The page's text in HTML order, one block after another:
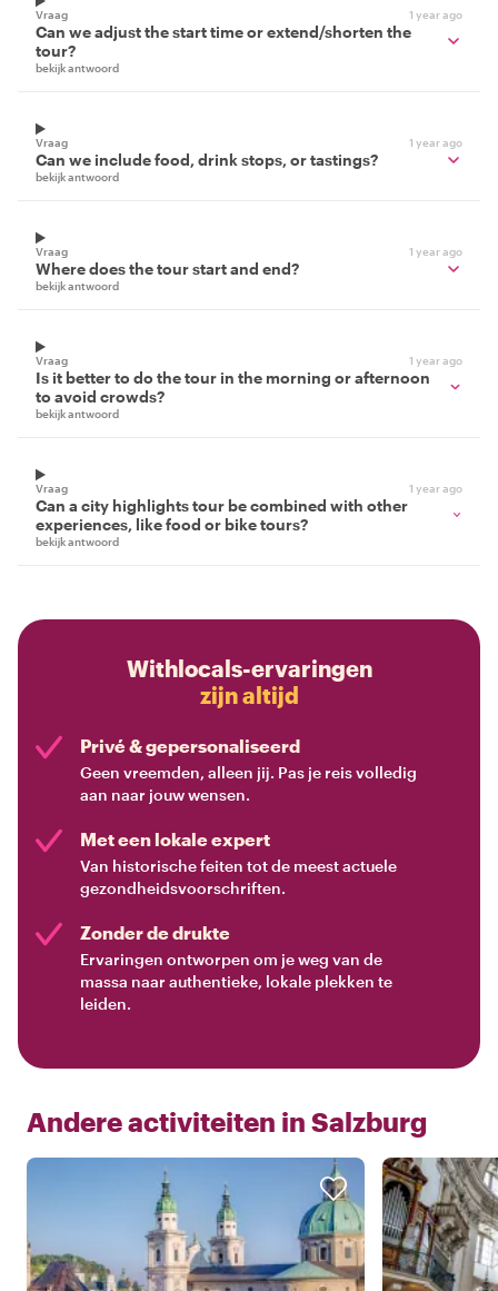
Vraag 1 year ago
Can we adjust the start time or extend/shorten the
tour?
bekijk antwoord
Vraag 1 year ago
Can we include food, drink stops, or tastings?
bekijk antwoord
Vraag 1 year ago
Where does the tour start and end?
bekijk antwoord
Vraag 1 year ago
Is it better to do the tour in the morning or afternoon
to avoid crowds?
bekijk antwoord
Vraag 1 year ago
Can a city highlights tour be combined with other
experiences, like food or bike tours?
bekijk antwoord
Withlocals-ervaringen
zijn altijd
Privé & gepersonaliseerd
Geen vreemden, alleen jij. Pas je reis volledig
aan naar jouw wensen.
Met een lokale expert
Van historische feiten tot de meest actuele
gezondheidsvoorschriften.
Zonder de drukte
Ervaringen ontworpen om je weg van de
massa naar authentieke, lokale plekken te
leiden.
Andere activiteiten in Salzburg